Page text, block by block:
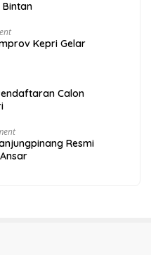
Bintan
Kepri Gelar
Calon
Resmi